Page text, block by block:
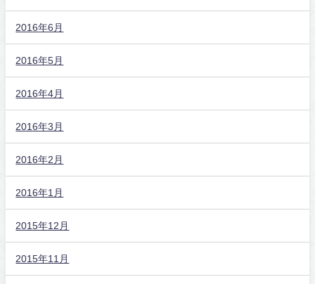
2016年6月
2016年5月
2016年4月
2016年3月
2016年2月
2016年1月
2015年12月
2015年11月